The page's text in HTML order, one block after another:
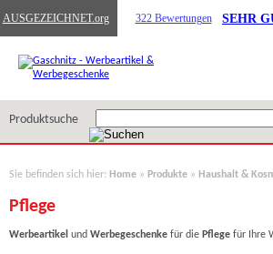
AUSGEZEICHNET.org 322 Bewertungen SEHR
Produktsuche
Sie befinden sich hier: Home » Produkte » Haushalt &
Pflege
Werbeartikel und Werbegeschenke für die Pflege für Ihre